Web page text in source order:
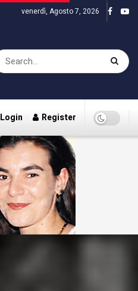
venerdì, Agosto 7, 2026
Login Register